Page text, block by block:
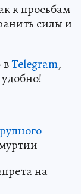
к просьбам
силы и
Telegram,
на